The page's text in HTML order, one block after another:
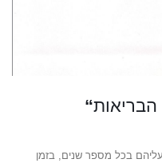
הבריאות“
בכל מספר שנים, בזמן